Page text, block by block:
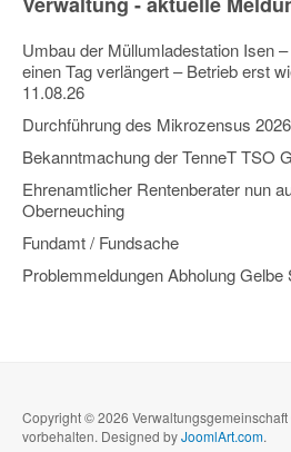
Umbau der Müllumladestation Isen
einen Tag verlängert – Betrieb erst
11.08.26
Durchführung des Mikrozensus 2026
Bekanntmachung der TenneT TSO
Ehrenamtlicher Rentenberater nun
Oberneuching
Fundamt / Fundsache
Problemmeldungen Abholung Gelbe
Copyright © 2026
vorbehalten. Designed byJoomlArt.com.